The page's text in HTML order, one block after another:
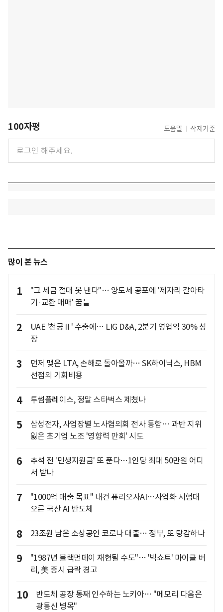
100자평 도움말 삭제기준
많이 본 뉴스
1
"그 세금 절대 못 낸다"… 양도세 공포에 '제자리 갈아타
기·교환 매매' 꿈틀
2
UAE '천궁Ⅱ' 수출에… LIG D&A, 2분기 영업익 30% 성
장
3
먼저 맺은 LTA, 손해로 돌아올까… SK하이닉스, HBM
선점의 기회비용
4 투썸플레이스, 정말 스타벅스 제쳤나
5
삼성전자, 사업장별 노사협의회 전사 통합… 과반 지위
잃은 초기업 노조 '영향력 만회' 시도
6
추석 전 '민생지원금' 또 푼다…1인당 최대 50만원 어디
서 받나
7
"1000억 매출 목표" 내건 퓨리오사AI…사업화 시험대
오른 국산 AI 반도체
8 23조원 남은 소상공인 코로나 대출… 정부, 또 탕감하나
9
"1987년 블랙먼데이 재현될 수도"… '빅쇼트' 마이클 버
리, 美 증시 급락 경고
10
반도체 공장 통째 인수하는 노키아… "메모리 다음은
광통신 병목"